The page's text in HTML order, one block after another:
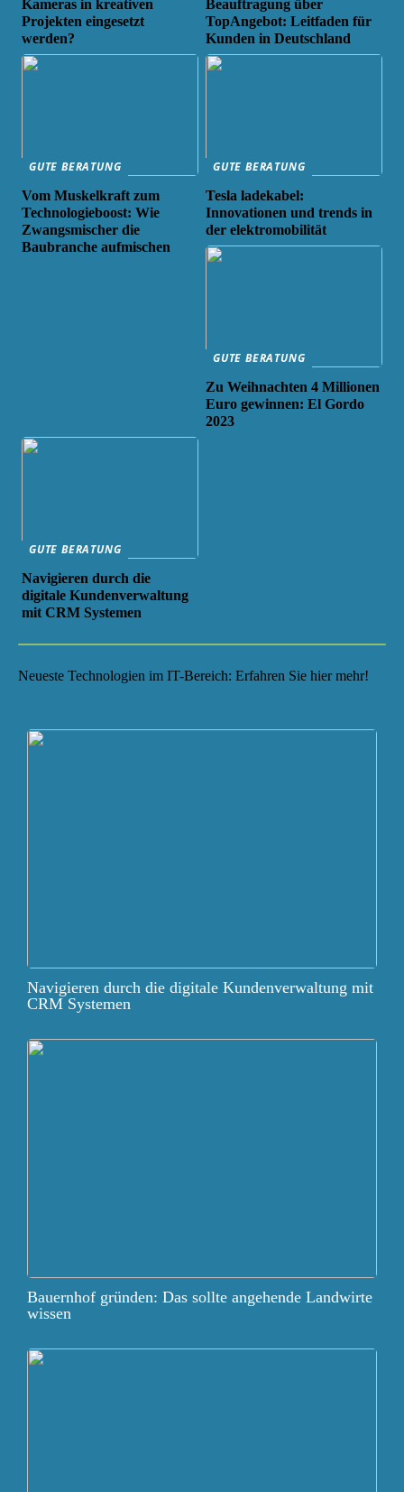
Kameras in kreativen
Projekten eingesetzt
werden?
Beauftragung über
TopAngebot: Leitfaden für
Kunden in Deutschland
GUTE BERATUNG
Vom Muskelkraft zum
Technologieboost: Wie
Zwangsmischer die
Baubranche aufmischen
GUTE BERATUNG
Tesla ladekabel:
Innovationen und trends in
der elektromobilität
GUTE BERATUNG
Zu Weihnachten 4 Millionen
Euro gewinnen: El Gordo
2023
GUTE BERATUNG
Navigieren durch die
digitale Kundenverwaltung
mit CRM Systemen
Neueste Technologien im IT-Bereich: Erfahren Sie hier mehr!
Navigieren durch die digitale Kundenverwaltung mit
CRM Systemen
Bauernhof gründen: Das sollte angehende Landwirte
wissen